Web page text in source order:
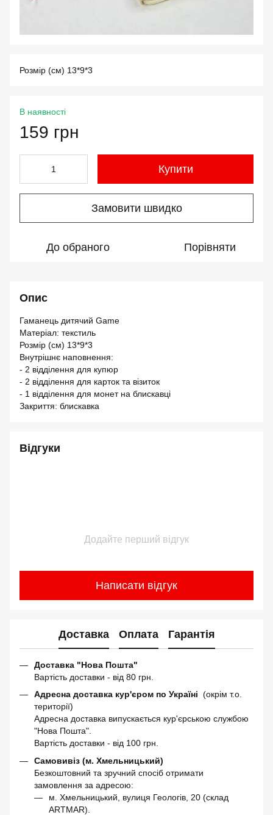
Розмір (см) 13*9*3
В наявності
159 грн
Купити
Замовити швидко
До обраного Порівняти
Опис
Гаманець дитячий Game
Матеріал: текстиль
Розмір (см) 13*9*3
Внутрішнє наповнення:
- 2 відділення для купюр
- 2 відділення для карток та візиток
- 1 відділення для монет на блискавці
Закриття: блискавка
Відгуки
Додайте перший відгук
Написати відгук
Доставка Оплата Гарантія
Доставка "Нова Пошта"
Вартість доставки - від 80 грн.
Адресна доставка кур'єром по Україні (окрім т.о.
території)
Адресна доставка випускається кур'єрською службою
"Нова Пошта".
Вартість доставки - від 100 грн.
Самовивіз (м. Хмельницький)
Безкоштовний та зручний спосіб отримати
замовлення за адресою:
м. Хмельницький, вулиця Геологів, 20 (склад
ARTMAR).